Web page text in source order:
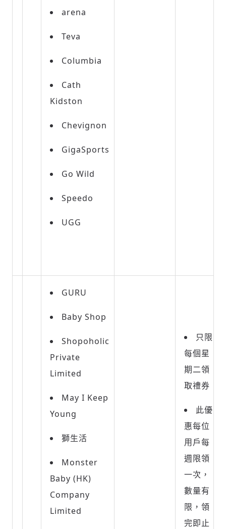
arena
Teva
Columbia
Cath
Kidston
Chevignon
GigaSports
Go Wild
Speedo
UGG
GURU
Baby Shop
Shopoholic
Private
Limited
May I Keep
Young
獅生活
Monster
Baby (HK)
Company
Limited
只限
每個星
期二領
取禮券
此優
惠每位
用戶每
週限領
一次，
數量有
限，領
完即止